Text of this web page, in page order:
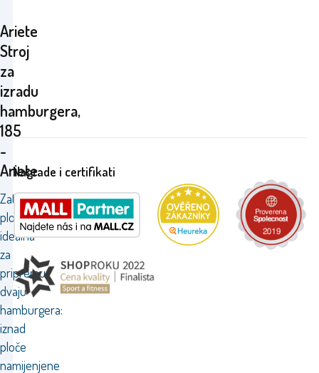
Ariete
Stroj
za
izradu
hamburgera,
185
-
Ariete
Zatvorena
ploča
idealna
za
pripremu
dvaju
hamburgera:
iznad
ploče
namijenjene
Nagrade i certifikati